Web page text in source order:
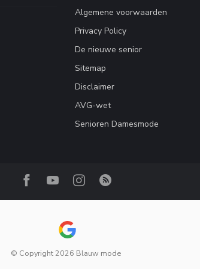
Algemene voorwaarden
Privacy Policy
De nieuwe senior
Sitemap
Disclaimer
AVG-wet
Senioren Damesmode
© Copyright 2026 Blauw mode